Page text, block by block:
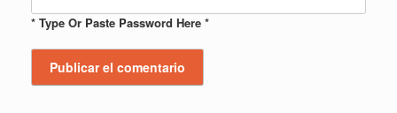
* Type Or Paste Password Here *